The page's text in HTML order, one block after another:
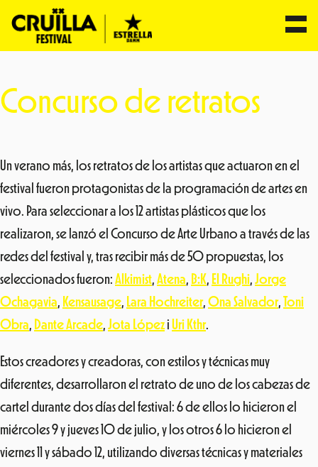
contenido
Concurso de retratos
Un verano más, los retratos de los artistas que actuaron en el
festival fueron protagonistas de la programación de artes en
vivo. Para seleccionar a los 12 artistas plásticos que los
realizaron, se lanzó el Concurso de Arte Urbano a través de las
redes del festival y, tras recibir más de 50 propuestas, los
seleccionados fueron: Alkimist, Atena, B:K, El Rughi, Jorge
Ochagavia, Kensausage, Lara Hochreiter, Ona Salvador, Toni
Obra, Dante Arcade, Jota López i Uri Kthr.
Estos creadores y creadoras, con estilos y técnicas muy
diferentes, desarrollaron el retrato de uno de los cabezas de
cartel durante dos días del festival: 6 de ellos lo hicieron el
miércoles 9 y jueves 10 de julio, y los otros 6 lo hicieron el
viernes 11 y sábado 12, utilizando diversas técnicas y materiales